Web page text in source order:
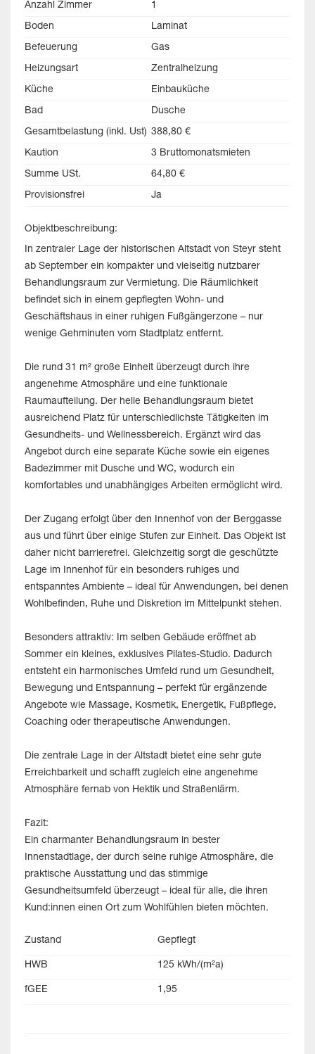
Anzahl Zimmer 1
Boden Laminat
Befeuerung Gas
Heizungsart Zentralheizung
Küche Einbauküche
Bad Dusche
Gesamtbelastung (inkl. Ust) 388,80 €
Kaution 3 Bruttomonatsmieten
Summe USt. 64,80 €
Provisionsfrei Ja
Objektbeschreibung:
In zentraler Lage der historischen Altstadt von Steyr steht
ab September ein kompakter und vielseitig nutzbarer
Behandlungsraum zur Vermietung. Die Räumlichkeit
befindet sich in einem gepflegten Wohn- und
Geschäftshaus in einer ruhigen Fußgängerzone – nur
wenige Gehminuten vom Stadtplatz entfernt.
Die rund 31 m² große Einheit überzeugt durch ihre
angenehme Atmosphäre und eine funktionale
Raumaufteilung. Der helle Behandlungsraum bietet
ausreichend Platz für unterschiedlichste Tätigkeiten im
Gesundheits- und Wellnessbereich. Ergänzt wird das
Angebot durch eine separate Küche sowie ein eigenes
Badezimmer mit Dusche und WC, wodurch ein
komfortables und unabhängiges Arbeiten ermöglicht wird.
Der Zugang erfolgt über den Innenhof von der Berggasse
aus und führt über einige Stufen zur Einheit. Das Objekt ist
daher nicht barrierefrei. Gleichzeitig sorgt die geschützte
Lage im Innenhof für ein besonders ruhiges und
entspanntes Ambiente – ideal für Anwendungen, bei denen
Wohlbefinden, Ruhe und Diskretion im Mittelpunkt stehen.
Besonders attraktiv: Im selben Gebäude eröffnet ab
Sommer ein kleines, exklusives Pilates-Studio. Dadurch
entsteht ein harmonisches Umfeld rund um Gesundheit,
Bewegung und Entspannung – perfekt für ergänzende
Angebote wie Massage, Kosmetik, Energetik, Fußpflege,
Coaching oder therapeutische Anwendungen.
Die zentrale Lage in der Altstadt bietet eine sehr gute
Erreichbarkeit und schafft zugleich eine angenehme
Atmosphäre fernab von Hektik und Straßenlärm.
Fazit:
Ein charmanter Behandlungsraum in bester
Innenstadtlage, der durch seine ruhige Atmosphäre, die
praktische Ausstattung und das stimmige
Gesundheitsumfeld überzeugt – ideal für alle, die ihren
Kund:innen einen Ort zum Wohlfühlen bieten möchten.
Zustand Gepflegt
HWB 125 kWh/(m²a)
fGEE 1,95